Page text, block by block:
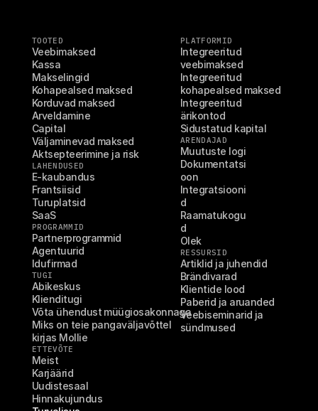
TOOTED
Veebimaksed
Kassa
Makselingid
Kohapealsed maksed
Korduvad maksed
Arveldamine
Capital
Väljaminevad maksed
Aktsepteerimine ja risk
LAHENDUSED
E-kaubandus
Frantsiisid
Turuplatsid
SaaS
PROGRAMMID
Partnerprogrammid
Agentuurid
Idufirmad
TUGI
Abikeskus
Klienditugi
Võta ühendust müügiosakonnaga
Miks on teie pangaväljavõttel
kirjas Mollie
ETTEVÕTE
Meist
Karjäärid
Uudistesaal
Hinnakujundus
PLATFORMID
Integreeritud
veebimaksed
Integreeritud
kohapealsed maksed
Integreeritud
ärikontod
Sidustatud kapital
ARENDAJAD
Muutuste logi
Dokumentatsi
oon
Integratsiooni
d
Raamatukogu
d
Olek
RESSURSID
Artiklid ja juhendid
Brändivarad
Klientide lood
Paberid ja aruanded
Veebiseminarid ja
sündmused